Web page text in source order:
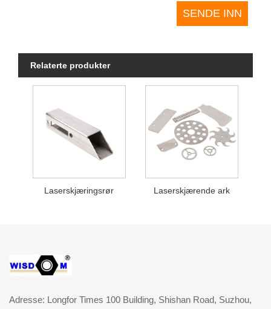
Relaterte produkter
Laserskjæringsrør Laserskjærende ark
Adresse: Longfor Times 100 Building, Shishan Road, Suzhou,